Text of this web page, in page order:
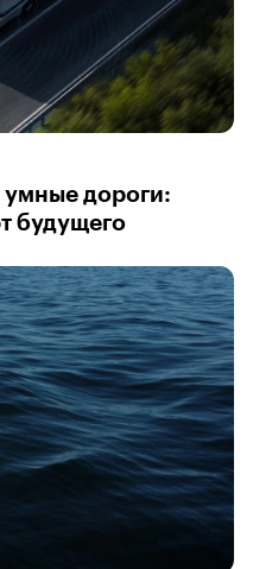
дороги:
будущего